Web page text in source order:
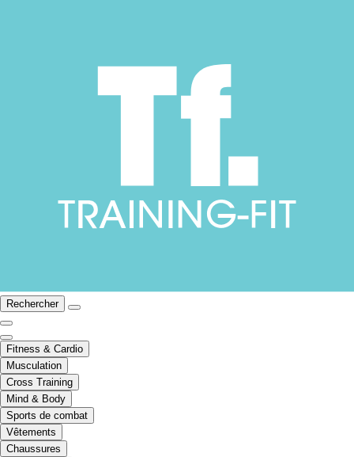
Rechercher
Fitness & Cardio
Musculation
Cross Training
Mind & Body
Sports de combat
Vêtements
Chaussures